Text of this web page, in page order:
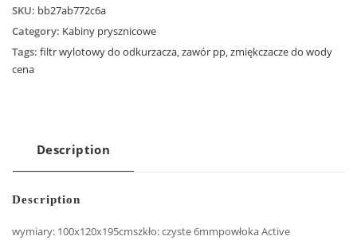
SKU: bb27ab772c6a
Category: Kabiny prysznicowe
Tags: filtr wylotowy do odkurzacza,zawór pp,zmiękczacze do wody
cena
Description
Description
wymiary: 100x120x195cmszkło: czyste 6mmpowłoka Active